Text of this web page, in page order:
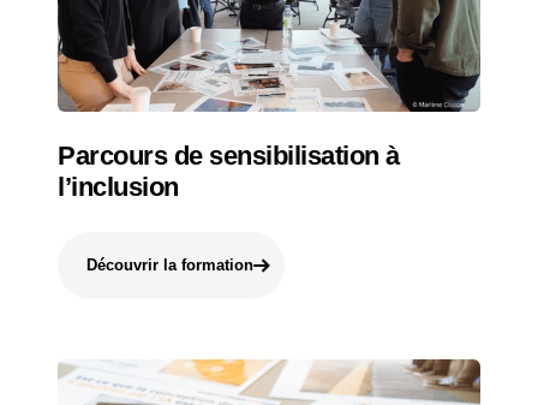
Parcours de sensibilisation à
l’inclusion
Découvrir la formation